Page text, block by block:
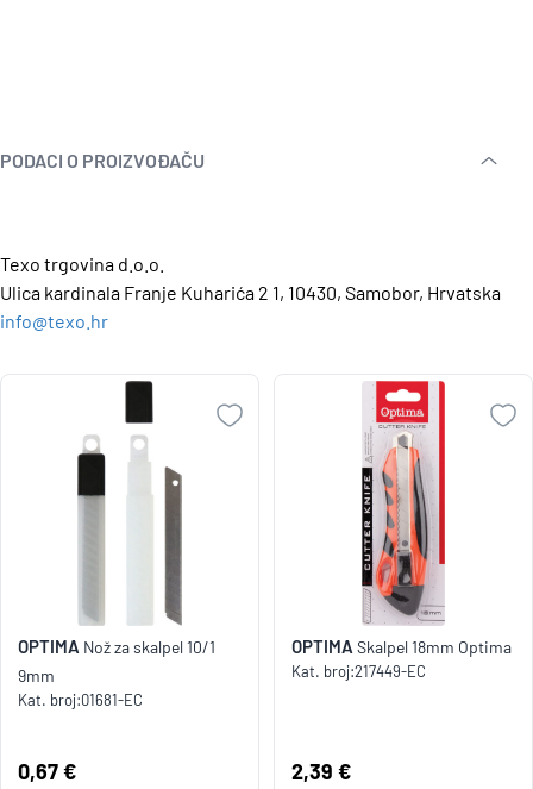
PODACI O PROIZVOĐAČU
Texo trgovina d.o.o.
Ulica kardinala Franje Kuharića 2 1, 10430, Samobor, Hrvatska
info@texo.hr
OPTIMA Nož za skalpel 10/1
9mm
Kat. broj:01681-EC
Cijena:
0,67 €
OPTIMA Skalpel 18mm Optima
Kat. broj:217449-EC
Cijena:
2,39 €